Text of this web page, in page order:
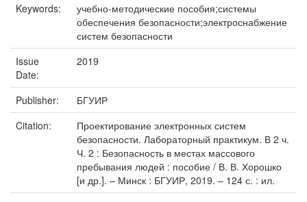
Keywords:
учебно-методические пособия;системы
обеспечения безопасности;электроснабжение
систем безопасности
Issue
Date:
2019
Publisher:
БГУИР
Citation:
Проектирование электронных систем
безопасности. Лабораторный практикум. В 2 ч.
Ч. 2 : Безопасность в местах массового
пребывания людей : пособие / В. В. Хорошко
[и др.]. – Минск : БГУИР, 2019. – 124 с. : ил.